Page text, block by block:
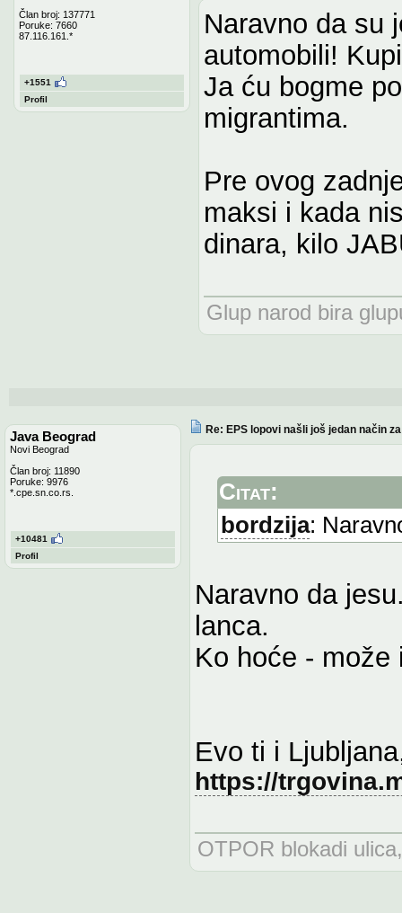
Član broj: 137771
Poruke: 7660
87.116.161.*
+1551
Profil
Naravno da su
automobili!
Ja ću bogme
migrantima.
Pre ovog
maksi i kada
dinara, kilo
Glup narod bira
Java Beograd
Novi Beograd
Član broj: 11890
Poruke: 9976
*.cpe.sn.co.rs.
+10481
Profil
Re: EPS lopovi našli još jedan način
Citat:
bordzija:
Naravno da
lanca.
Ko hoće - može
Evo ti i
https://
OTPOR blokadi